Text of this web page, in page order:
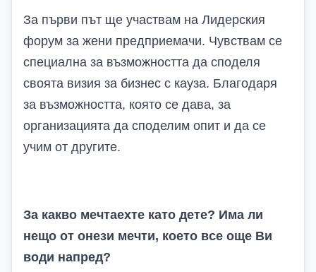
За първи път ще участвам на Лидерския
форум за жени предприемачи. Чувствам се
специална за възможността да споделя
своята визия за бизнес с кауза. Благодаря
за възможността, която се дава, за
организацията да споделим опит и да се
учим от другите.
За какво мечтаехте като дете? Има ли
нещо от онези мечти, което все още Ви
води напред?